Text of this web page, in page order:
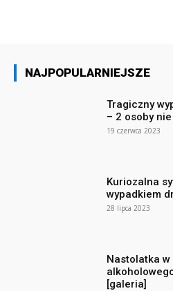
NAJPOPULARNIEJSZE
Tragiczny
– 2 osoby
19 czerwca 2023
Kuriozalna
wypadkiem
28 lipca 2023
Nastolatka
[galeria]